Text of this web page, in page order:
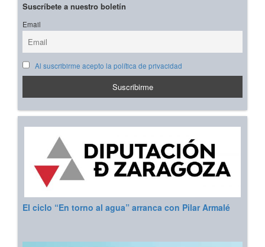
Suscríbete a nuestro boletín
Email
Al suscribirme acepto la política de privacidad
El ciclo “En torno al agua” arranca con Pilar Armalé